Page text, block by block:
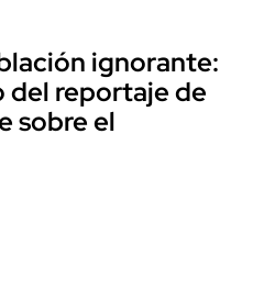
ignorante:
del reportaje de
sobre el